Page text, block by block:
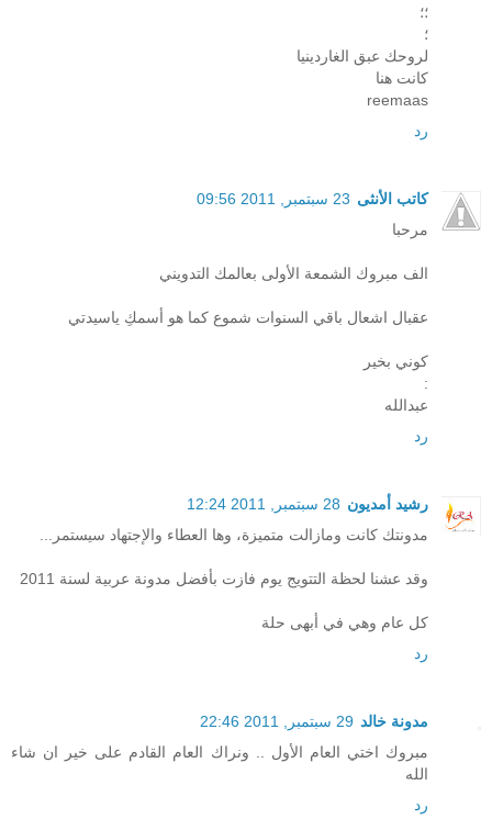
؛؛
؛
لروحك عبق الغاردينيا
كانت هنا
reemaas
رد
كاتب الأنثى 23 سبتمبر, 2011 09:56
مرحبا
الف مبروك الشمعة الأولى بعالمك التدويني
عقبال اشعال باقي السنوات شموع كما هو أسمكِ ياسيدتي
كوني بخير
:
عبدالله
رد
رشيد أمديون 28 سبتمبر, 2011 12:24
مدونتك كانت ومازالت متميزة، وها العطاء والإجتهاد سيستمر...
وقد عشنا لحظة التتويج يوم فازت بأفضل مدونة عربية لسنة 2011
كل عام وهي في أبهى حلة
رد
مدونة خالد 29 سبتمبر, 2011 22:46
مبروك اختي العام الأول .. ونراك العام القادم على خير ان شاء
الله
رد